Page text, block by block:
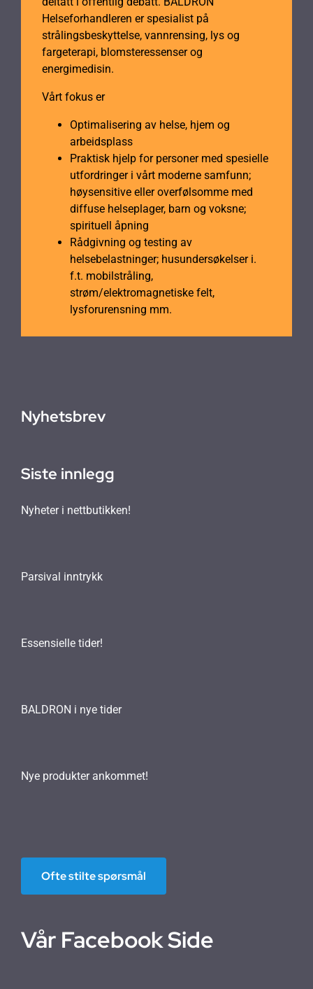
Helseforhandleren er spesialist på
strålingsbeskyttelse, vannrensing, lys og
fargeterapi, blomsteressenser og
energimedisin.
Vårt fokus er
Optimalisering av helse, hjem og
arbeidsplass
Praktisk hjelp for personer med spesielle
utfordringer i vårt moderne samfunn;
høysensitive eller overfølsomme med
diffuse helseplager, barn og voksne;
spirituell åpning
Rådgivning og testing av
helsebelastninger; husundersøkelser i.
f.t. mobilstråling,
strøm/elektromagnetiske felt,
lysforurensning mm.
Nyhetsbrev
Siste innlegg
Nyheter i nettbutikken!
Parsival inntrykk
Essensielle tider!
BALDRON i nye tider
Nye produkter ankommet!
Ofte stilte spørsmål
Vår Facebook Side